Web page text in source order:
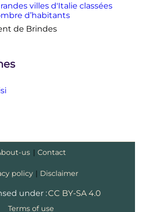
villes d'Italie classées
d’habitants
de Brindes
us Contact
policy | Disclaimer
under :CC BY-SA 4.0
Terms of use